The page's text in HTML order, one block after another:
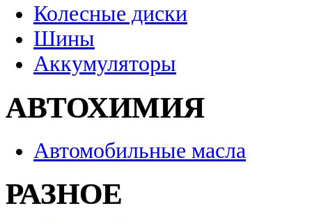
Колесные диски
Шины
Аккумуляторы
АВТОХИМИЯ
Автомобильные масла
РАЗНОЕ